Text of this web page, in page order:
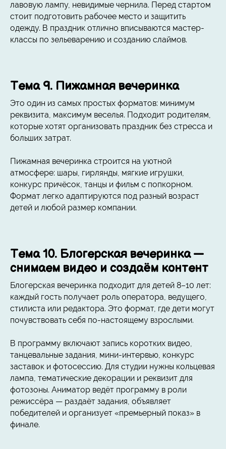
лавовую лампу, невидимые чернила. Перед стартом
стоит подготовить рабочее место и защитить
одежду. В праздник отлично вписываются мастер-
классы по зельеварению и созданию слаймов.
Тема 9. Пижамная вечеринка
Это один из самых простых форматов: минимум
реквизита, максимум веселья. Подходит родителям,
которые хотят организовать праздник без стресса и
больших затрат.
Пижамная вечеринка строится на уютной
атмосфере: шары, гирлянды, мягкие игрушки,
конкурс причёсок, танцы и фильм с попкорном.
Формат легко адаптируются под разный возраст
детей и любой размер компании.
Тема 10. Блогерская вечеринка —
снимаем видео и создаём контент
Блогерская вечеринка подходит для детей 8–10 лет:
каждый гость получает роль оператора, ведущего,
стилиста или редактора. Это формат, где дети могут
почувствовать себя по-настоящему взрослыми.
В программу включают запись коротких видео,
танцевальные задания, мини-интервью, конкурс
заставок и фотосессию. Для студии нужны кольцевая
лампа, тематические декорации и реквизит для
фотозоны. Аниматор ведёт программу в роли
режиссёра — раздаёт задания, объявляет
победителей и организует «премьерный показ» в
финале.